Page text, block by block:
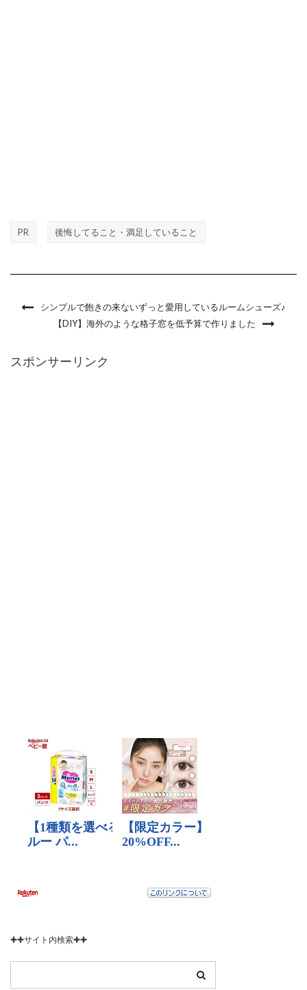
PR 後悔してること・満足していること
シンプルで飽きの来ないずっと愛用しているルームシューズ♪
【DIY】海外のような格子窓を低予算で作りました
スポンサーリンク
✚✚サイト内検索✚✚